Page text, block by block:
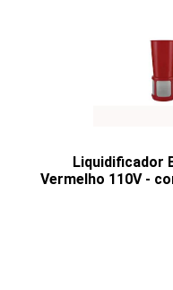
Liquidificador
Vermelho 110V -